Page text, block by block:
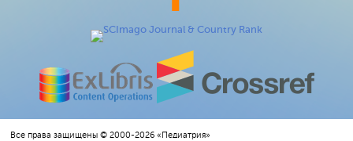
Все права защищены © 2000-2026 «Педиатрия»